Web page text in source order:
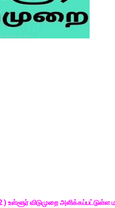
) உள்ளூர் விடுமுறை